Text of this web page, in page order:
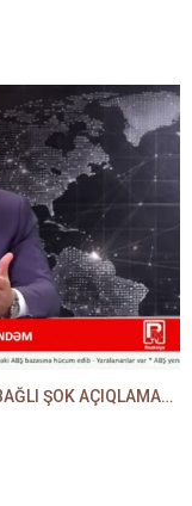
İQBAL AĞAZADƏ SOSİAL PROBLEMLƏRLƏ BAĞLI ŞOK AÇIQLAMALAR VERDİ